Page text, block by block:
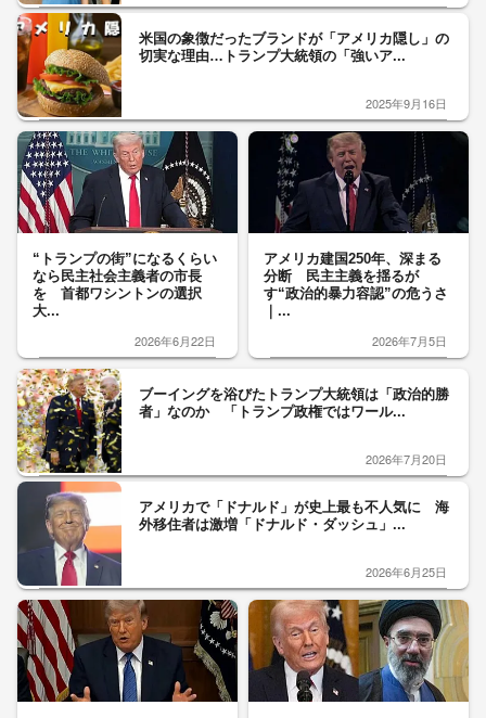
米国の象徴だったブランドが「アメリカ隠し」の
切実な理由…トランプ大統領の「強いア...
2025年9月16日
“トランプの街”になるくらい
なら民主社会主義者の市長
を 首都ワシントンの選択
大...
2026年6月22日
アメリカ建国250年、深まる
分断 民主主義を揺るが
す“政治的暴力容認”の危うさ
｜...
2026年7月5日
ブーイングを浴びたトランプ大統領は「政治的勝
者」なのか 「トランプ政権ではワール...
2026年7月20日
アメリカで「ドナルド」が史上最も不人気に 海
外移住者は激増「ドナルド・ダッシュ」...
2026年6月25日